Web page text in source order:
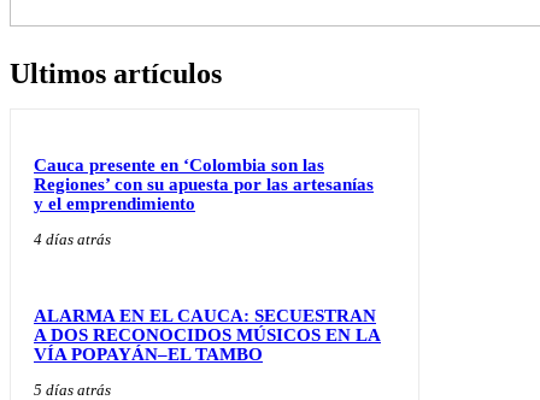
Ultimos artículos
Cauca presente en ‘Colombia son las
Regiones’ con su apuesta por las artesanías
y el emprendimiento
4 días atrás
ALARMA EN EL CAUCA: SECUESTRAN
A DOS RECONOCIDOS MÚSICOS EN LA
VÍA POPAYÁN–EL TAMBO
5 días atrás